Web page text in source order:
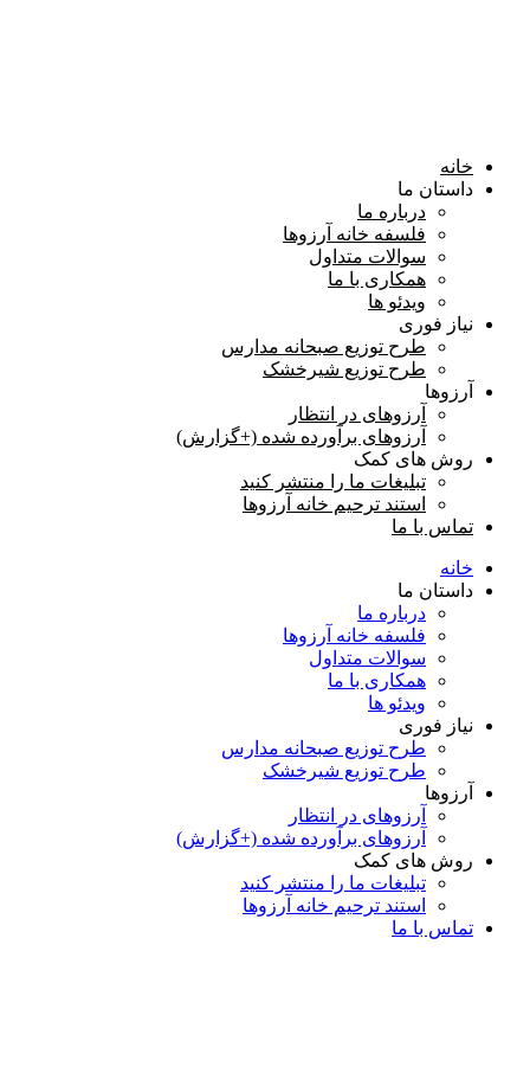
خانه
داستان ما
درباره ما
فلسفه خانه آرزوها
سوالات متداول
همكاری با ما
ویدئو ها
نیاز فوری
طرح توزیع صبحانه مدارس
طرح توزیع شیرخشک
آرزوها
آرزوهای در انتظار
آرزوهای برآورده شده (+گزارش)
روش های کمک
تبلیغات ما را منتشر کنید
استند ترحیم خانه آرزوها
تماس با ما
خانه
داستان ما
درباره ما
فلسفه خانه آرزوها
سوالات متداول
همكاری با ما
ویدئو ها
نیاز فوری
طرح توزیع صبحانه مدارس
طرح توزیع شیرخشک
آرزوها
آرزوهای در انتظار
آرزوهای برآورده شده (+گزارش)
روش های کمک
تبلیغات ما را منتشر کنید
استند ترحیم خانه آرزوها
تماس با ما